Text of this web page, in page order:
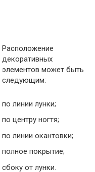
Расположение
декоративных
элементов может быть
следующим:
по линии лунки;
по центру ногтя;
по линии окантовки;
полное покрытие;
сбоку от лунки.